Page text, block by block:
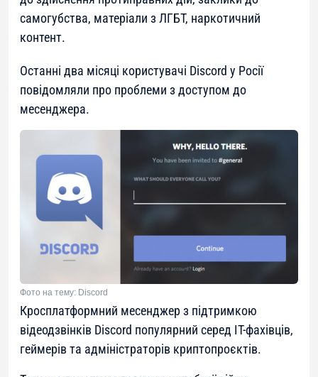
самогубства, матеріали з ЛГБТ, наркотичний
контент.
Останні два місяці користувачі Discord у Росії
повідомляли про проблеми з доступом до
месенджера.
Фото на тему: Discord
Кросплатформний месенджер з підтримкою
відеодзвінків Discоrd популярний серед IT-фахівців,
геймерів та адміністраторів криптопроєктів.